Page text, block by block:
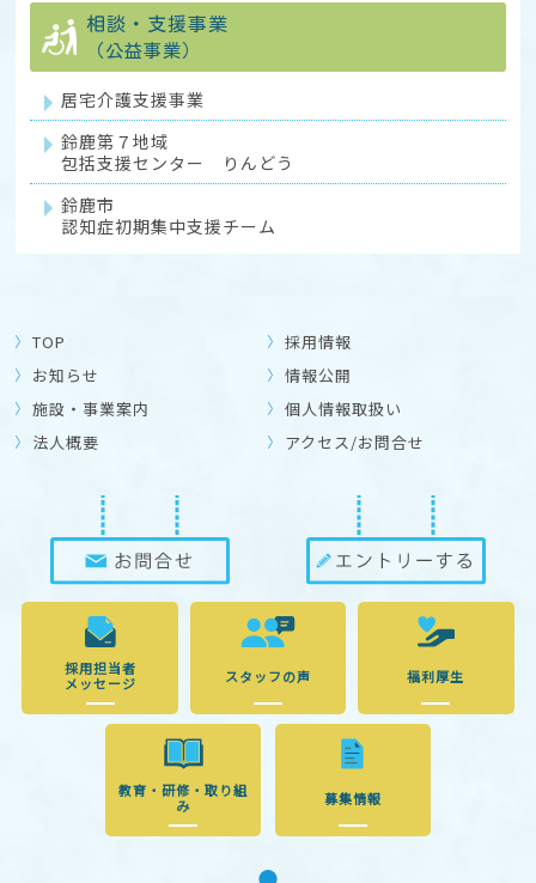
相談・支援事業
（公益事業）
居宅介護支援事業
鈴鹿第７地域
包括支援センター りんどう
鈴鹿市
認知症初期集中支援チーム
TOP
採用情報
お知らせ
情報公開
施設・事業案内
個人情報取扱い
法人概要
アクセス/お問合せ
採用担当者
メッセージ
スタッフの声 福利厚生
教育・研修・取り組
み
募集情報